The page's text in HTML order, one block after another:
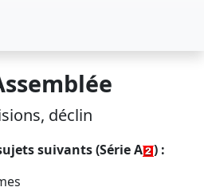
déclin
suivants (Série A
) :